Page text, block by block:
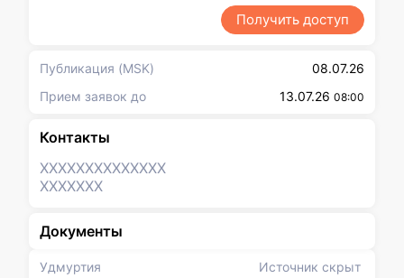
Удмуртия Источник скрыт
Получить доступ
Публикация (MSK)
08.07.26
Прием заявок до
13.07.26 08:00
Контакты
XXXXXXXXXXXXXX
XXXXXXX
Документы